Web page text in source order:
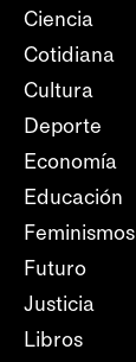
Ciencia
Cotidiana
Cultura
Deporte
Economía
Educación
Feminismos
Futuro
Justicia
Libros